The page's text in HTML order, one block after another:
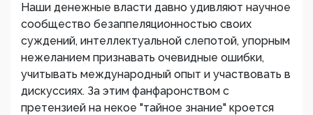
Наши денежные власти давно удивляют научное
сообщество безаппеляционностью своих
суждений, интеллектуальной слепотой, упорным
нежеланием признавать очевидные ошибки,
учитывать международный опыт и участвовать в
дискуссиях. За этим фанфаронством с
претензией на некое "тайное знание" кроется